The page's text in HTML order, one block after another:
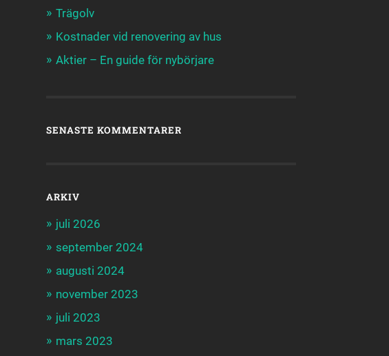
Trägolv
Kostnader vid renovering av hus
Aktier – En guide för nybörjare
SENASTE KOMMENTARER
ARKIV
juli 2026
september 2024
augusti 2024
november 2023
juli 2023
mars 2023